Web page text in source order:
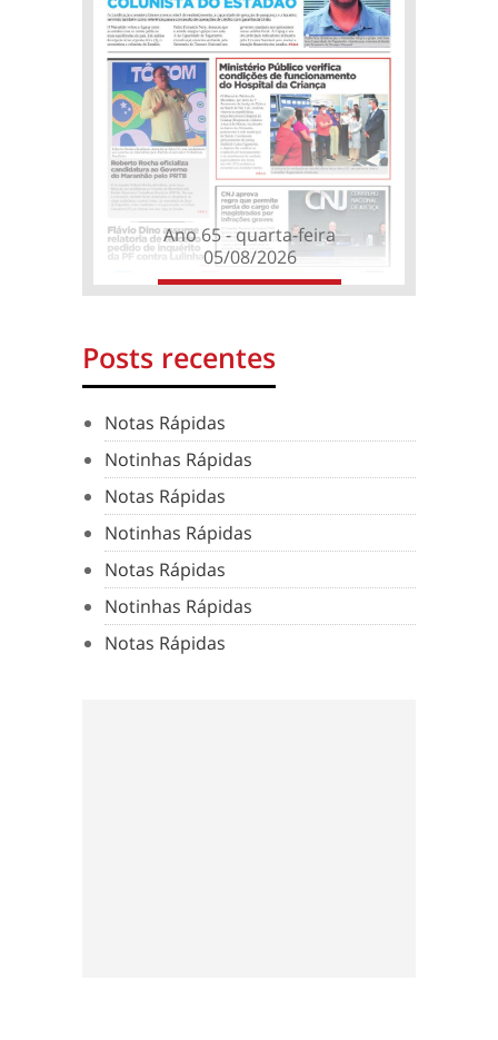
Ano 65 - quarta-feira
05/08/2026
Posts recentes
Notas Rápidas
Notinhas Rápidas
Notas Rápidas
Notinhas Rápidas
Notas Rápidas
Notinhas Rápidas
Notas Rápidas